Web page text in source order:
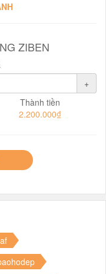
ZIBEN
+
Thành tiền
2.200.000₫